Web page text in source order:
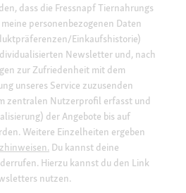
dass die Fressnapf Tiernahrungs
personenbezogenen Daten
Einkaufshistorie)
Newsletter und, nach
zur Zufriedenheit mit dem
unseres Service zuzusenden
zentralen Nutzerprofil erfasst und
der Angebote bis auf
Weitere Einzelheiten ergeben
Du kannst deine
Hierzu kannst du den Link
nutzen.